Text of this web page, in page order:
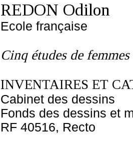
REDON Odilon
Ecole française
Cinq études de femmes
INVENTAIRES ET
Cabinet des dessins
Fonds des dessins et
RF 40516, Recto